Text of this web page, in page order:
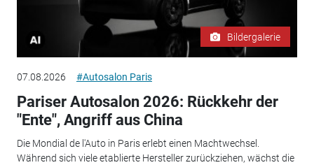
Bildergalerie
07.08.2026 #Autosalon Paris
Pariser Autosalon 2026: Rückkehr der
"Ente", Angriff aus China
Die Mondial de l'Auto in Paris erlebt einen Machtwechsel.
Während sich viele etablierte Hersteller zurückziehen, wächst die